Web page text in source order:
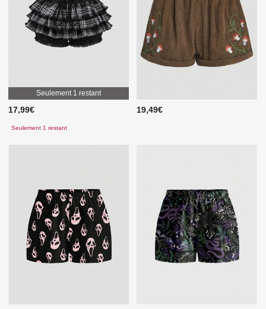
Seulement 1 restant
17,99€
Seulement 1 restant
19,49€